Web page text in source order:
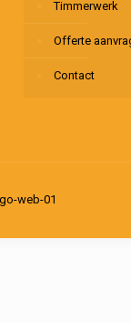
Timmerwerk
Offerte
Contact